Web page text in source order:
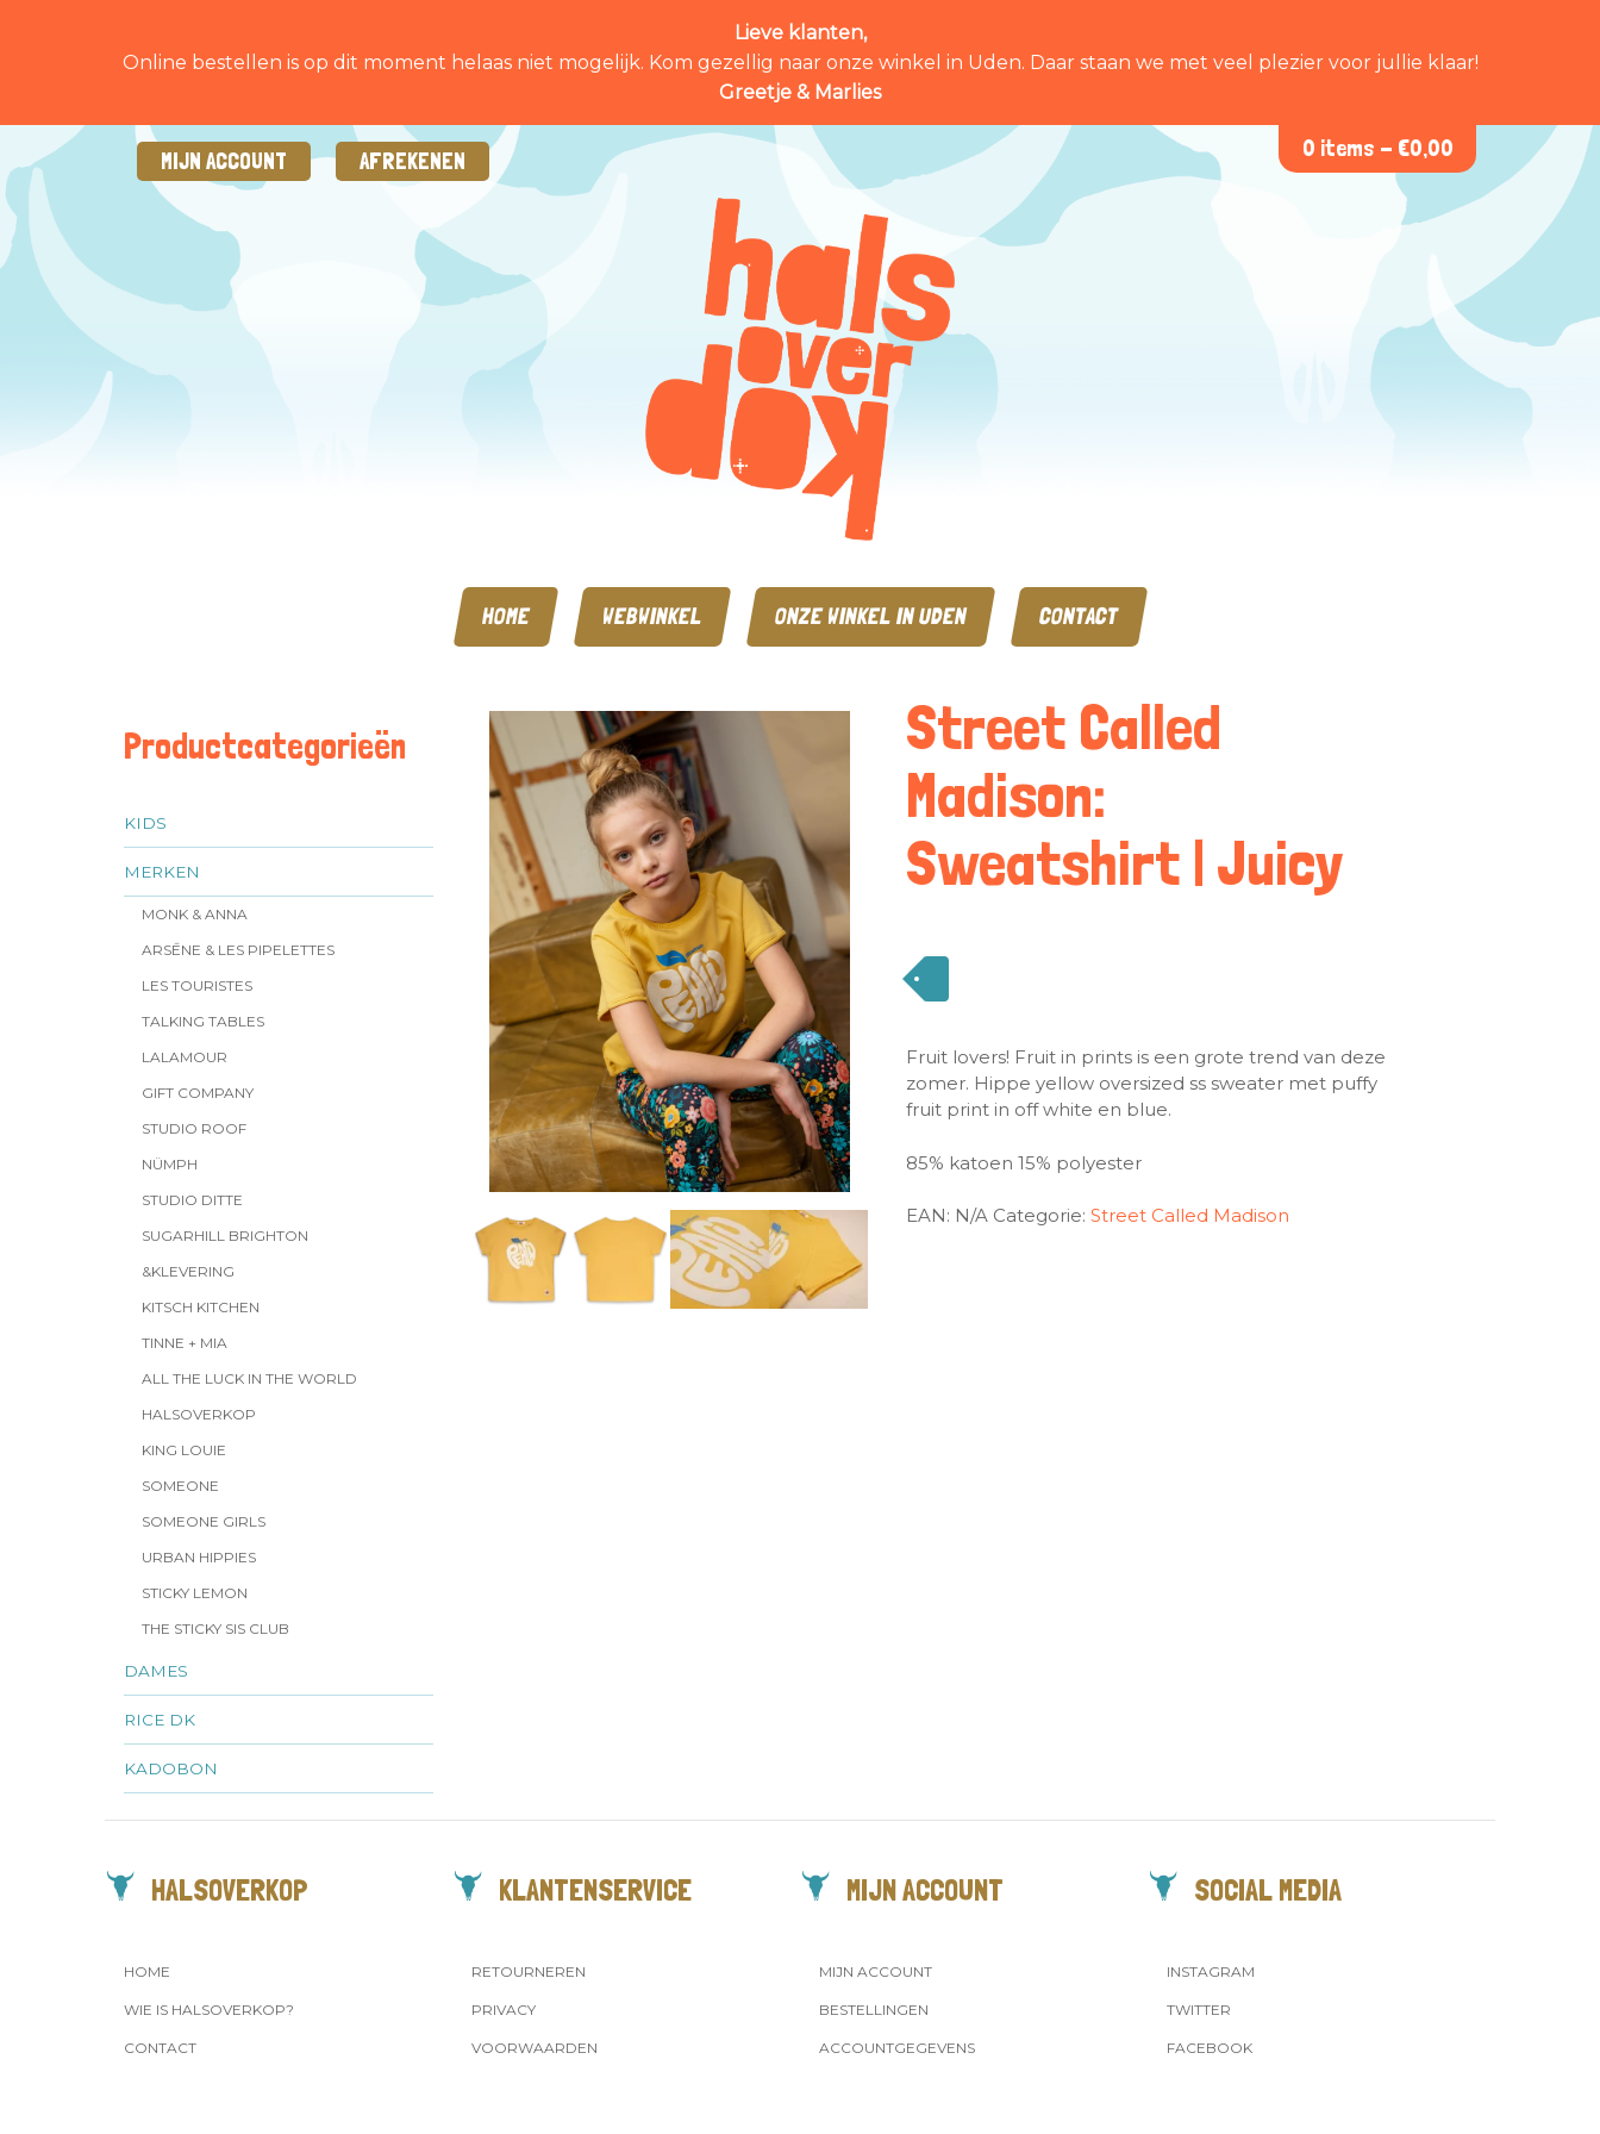
Lieve klanten,
Online bestellen is op dit moment helaas niet mogelijk. Kom gezellig naar onze winkel in Uden. Daar staan we met veel plezier voor jullie klaar!
Greetje & Marlies
MIJN ACCOUNT AFREKENEN 0 items - €0,00
HOME WEBWINKEL ONZE WINKEL IN UDEN CONTACT
Productcategorieën
KIDS
MERKEN
MONK & ANNA
ARSĒNE & LES PIPELETTES
LES TOURISTES
TALKING TABLES
LALAMOUR
GIFT COMPANY
STUDIO ROOF
NÜMPH
STUDIO DITTE
SUGARHILL BRIGHTON
&KLEVERING
KITSCH KITCHEN
TINNE + MIA
ALL THE LUCK IN THE WORLD
HALSOVERKOP
KING LOUIE
SOMEONE
SOMEONE GIRLS
URBAN HIPPIES
STICKY LEMON
THE STICKY SIS CLUB
DAMES
RICE DK
KADOBON
Street Called
Madison:
Sweatshirt | Juicy
Fruit lovers! Fruit in prints is een grote trend van deze
zomer. Hippe yellow oversized ss sweater met puffy
fruit print in off white en blue.
85% katoen 15% polyester
EAN: N/A Categorie: Street Called Madison
HALSOVERKOP
HOME
WIE IS HALSOVERKOP?
CONTACT
KLANTENSERVICE
RETOURNEREN
PRIVACY
VOORWAARDEN
MIJN ACCOUNT
MIJN ACCOUNT
BESTELLINGEN
ACCOUNTGEGEVENS
SOCIAL MEDIA
INSTAGRAM
TWITTER
FACEBOOK